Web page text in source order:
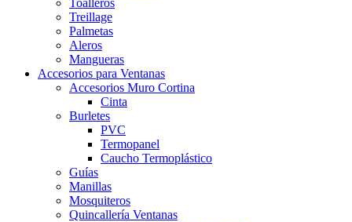
Toalleros
Treillage
Palmetas
Aleros
Mangueras
Accesorios para Ventanas
Accesorios Muro Cortina
Cinta
Burletes
PVC
Termopanel
Caucho Termoplástico
Guías
Manillas
Mosquiteros
Quincallería Ventanas